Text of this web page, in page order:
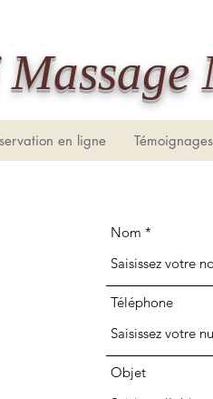
en ligne Témoignages
Nom
Téléphone
Objet